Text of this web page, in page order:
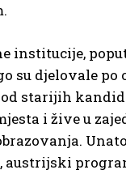
institucije,
su djelovale po
starijih
i žive u